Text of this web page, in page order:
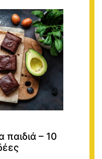
παιδιά – 10